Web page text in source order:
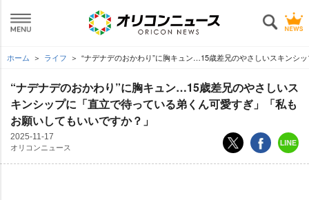
ホーム ライフ “ナデナデのおかわり”に胸キュン…15歳差兄のやさしいスキンシ
“ナデナデのおかわり”に胸キュン…15歳差兄のやさしいス
キンシップに「直立で待っている弟くん可愛すぎ」「私も
お願いしてもいいですか？」
2025-11-17
オリコンニュース